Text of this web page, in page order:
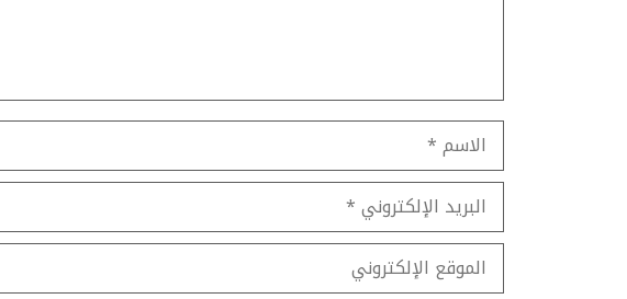
الاسم
البريد
الإلكتروني
الموقع
الإلكتروني